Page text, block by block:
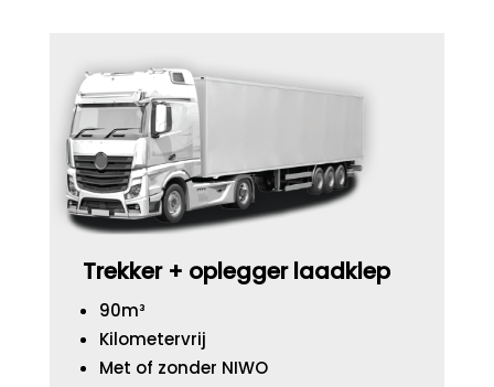
Trekker + oplegger laadklep
90m³
Kilometervrij
Met of zonder NIWO